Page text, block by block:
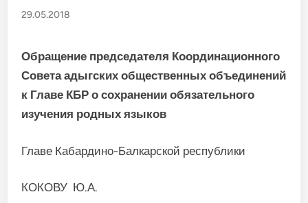
29.05.2018
Обращение председателя Координационного
Совета адыгских общественных объединений
к Главе КБР о сохранении обязательного
изучения родных языков
Главе Кабардино-Балкарской республики
КОКОВУ Ю.А.